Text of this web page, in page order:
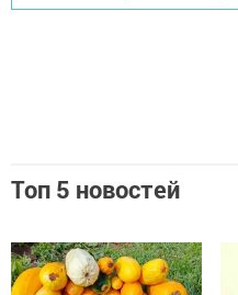
Топ 5 новостей